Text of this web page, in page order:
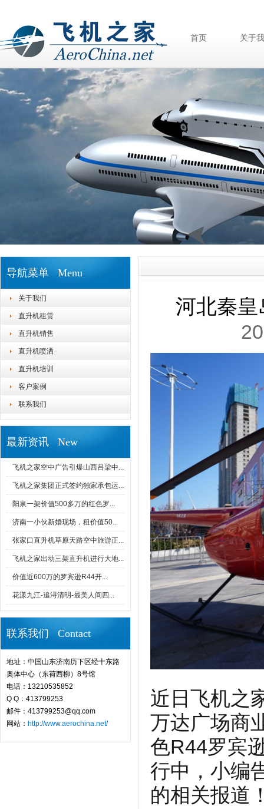
首页 关于
导航菜单 Menu
关于我们
直升机租赁
直升机销售
直升机喷洒
直升机培训
客户案例
联系我们
最新资讯 New
飞机之家空中广告引爆山西吕梁中...
飞机之家集团正式签约独家承包运...
阳泉一架价值500多万的红色罗...
济南一小伙新婚现场，租价值50...
张家口直升机草原天路空中旅游正...
飞机之家出动三架直升机进行大地...
价值近600万的罗宾逊R44开...
花漾九江-追浔清明-最美人间四...
联系我们 Contact
地址：中国山东济南历下区经十东路
奥体中心（东荷西柳）8号馆
电话：13210535852
Q Q：413799253
邮件：413799253@qq.com
网站： http://www.aerochina.net/
河北秦皇
近日飞机之
万达广场商
色R44罗宾
行中，小编
的相关报道